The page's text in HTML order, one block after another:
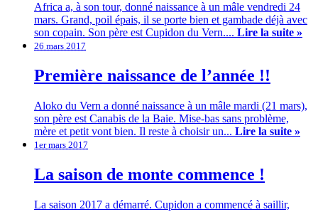
Africa a, à son tour, donné naissance à un mâle vendredi 24
mars. Grand, poil épais, il se porte bien et gambade déjà avec
son copain. Son père est Cupidon du Vern.... Lire la suite »
26 mars 2017
Première naissance de l’année !!
Aloko du Vern a donné naissance à un mâle mardi (21 mars),
son père est Canabis de la Baie. Mise-bas sans problème,
mère et petit vont bien. Il reste à choisir un... Lire la suite »
1er mars 2017
La saison de monte commence !
La saison 2017 a démarré. Cupidon a commencé à saillir,